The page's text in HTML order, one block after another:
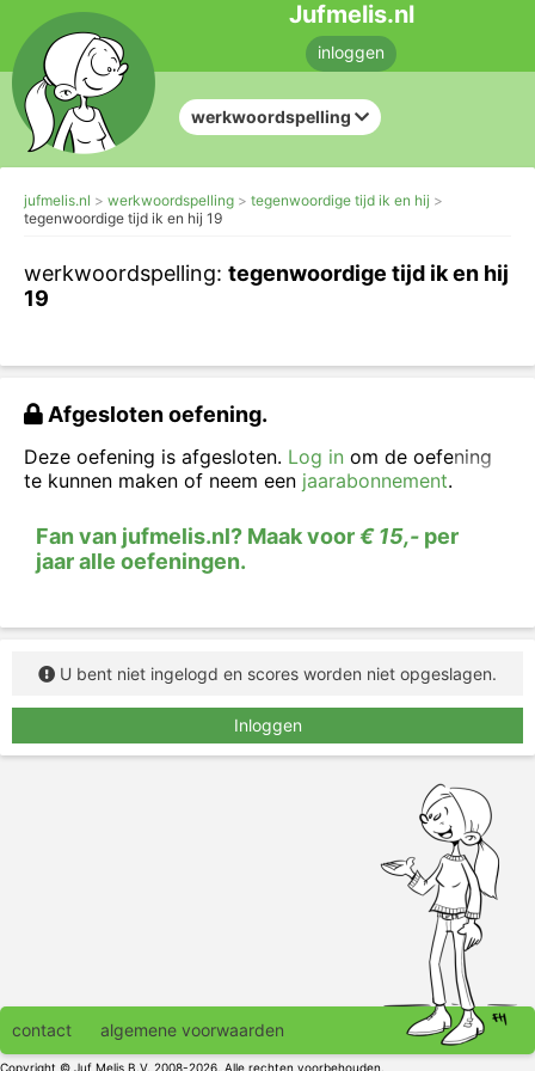
Jufmelis.nl
inloggen
werkwoordspelling
jufmelis.nl werkwoordspelling
tegenwoordige tijd ik en hij
tegenwoordige tijd ik en hij 19
werkwoordspelling: tegenwoordige tijd ik en hij
19
Afgesloten oefening.
Deze oefening is afgesloten. Log in om de oefening
te kunnen maken of neem een jaarabonnement.
Fan van jufmelis.nl? Maak voor€ 15,- per
jaar alle oefeningen.
U bent niet ingelogd en scores worden niet opgeslagen.
Inloggen
contact algemene voorwaarden
Copyright © Juf Melis B.V. 2008-2026. Alle rechten voorbehouden.